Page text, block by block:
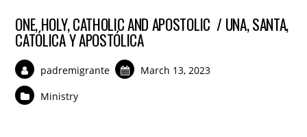
ONE, HOLY, CATHOLIC AND APOSTOLIC / UNA, SANTA,
CATÓLICA Y APOSTÓLICA
padremigrante March 13, 2023
Ministry